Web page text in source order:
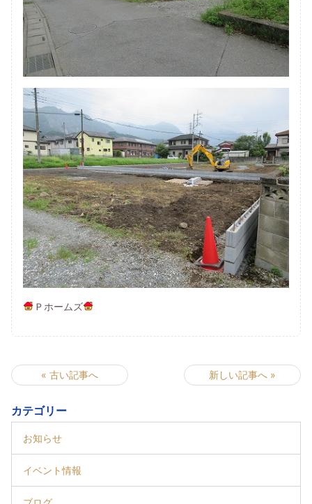
Ｐホームズ
« 古い記事へ 新しい記事へ »
カテゴリー
お知らせ
イベント情報